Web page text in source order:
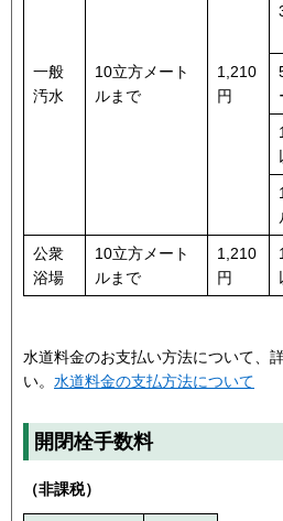
一般
汚水
10立方メート
ルまで
1,210
円
公衆
浴場
10立方メート
ルまで
1,210
円
水道料金のお支払い方法について、
い。 水道料金の支払方法について
開閉栓手数料
（非課税）